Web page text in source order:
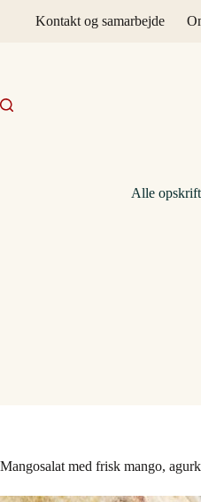
Kontakt og samarbejde
Alle
Mangosalat med frisk mango,